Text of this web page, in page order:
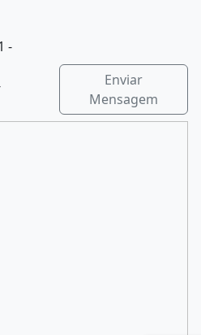
-
Enviar
Mensagem